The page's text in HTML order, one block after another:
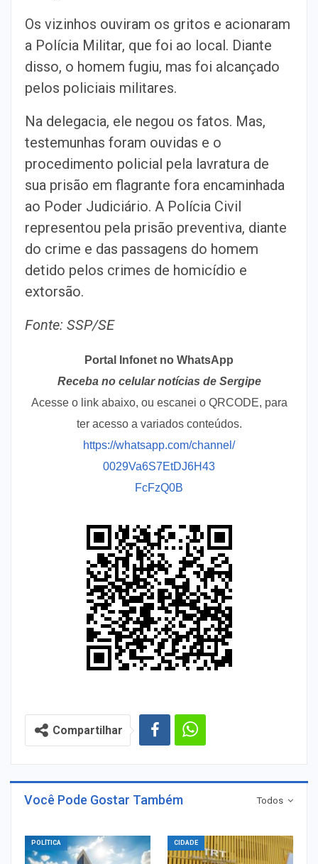
Os vizinhos ouviram os gritos e acionaram
a Polícia Militar, que foi ao local. Diante
disso, o homem fugiu, mas foi alcançado
pelos policiais militares.
Na delegacia, ele negou os fatos. Mas,
testemunhas foram ouvidas e o
procedimento policial pela lavratura de
sua prisão em flagrante fora encaminhada
ao Poder Judiciário. A Polícia Civil
representou pela prisão preventiva, diante
do crime e das passagens do homem
detido pelos crimes de homicídio e
extorsão.
Fonte: SSP/SE
Portal Infonet no WhatsApp
Receba no celular notícias de Sergipe
Acesse o link abaixo, ou escanei o QRCODE, para
ter acesso a variados conteúdos.
https://whatsapp.com/channel/
0029Va6S7EtDJ6H43
FcFzQ0B
Compartilhar
Todos
Você Pode Gostar Também
POLÍTICA CIDADE